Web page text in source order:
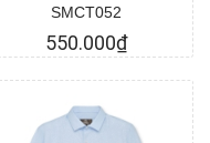
SMCT052
550.000₫